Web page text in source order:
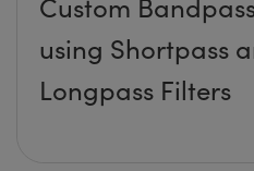
using Shortpass
Longpass Filters